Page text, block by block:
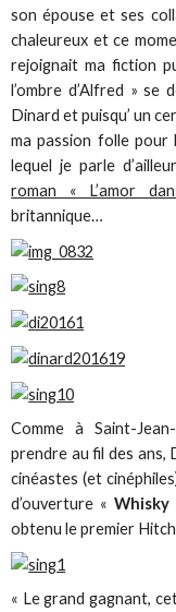
son épouse et ses
chaleureux et ce
rejoignait ma fiction
l’ombre d’Alfred » se
Dinard et puisqu’ un
ma passion folle pour
lequel je parle
roman « L’amor
britannique…
Comme à Saint-
prendre au fil des ans,
cinéastes (et
d’ouverture «Whisky
obtenu le premier
« Le grand gagnant,